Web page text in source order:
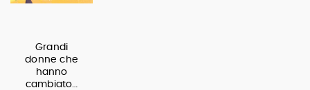
Grandi
donne che
hanno
cambiato…